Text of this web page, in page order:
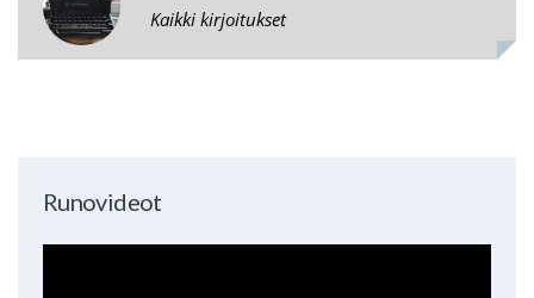
Kaikki kirjoitukset
Runovideot